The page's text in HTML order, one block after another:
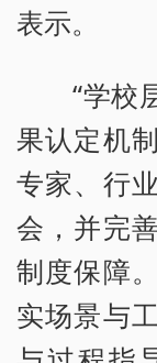
表示。
“学校层
果认定机
专家、行
会，并完
制度保障
实场景与